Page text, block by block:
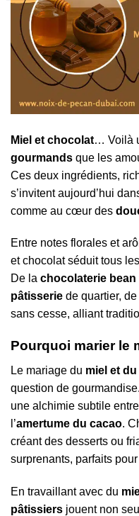
Miel et chocolat… Voilà
gourmands que les
Ces deux ingrédients,
s’invitent aujourd’hui
comme au cœur des
Entre notes florales et
et chocolat séduit tous
De la chocolaterie bean
pâtisserie de quartier,
sans cesse, alliant
Pourquoi marier le
Le mariage du miel et
question de
une alchimie subtile
l’amertume du cacao.
créant des desserts ou
surprenants, parfaits
En travaillant avec du
pâtissiers jouent non